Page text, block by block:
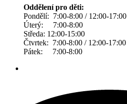
Oddělení pro děti:
Pondělí: 7:00-8:00 / 12:00-17:00
Úterý: 7:00-8:00
Středa: 12:00-15:00
Čtvrtek: 7:00-8:00 / 12:00-17:00
Pátek: 7:00-8:00